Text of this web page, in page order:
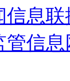
信息联
管信息